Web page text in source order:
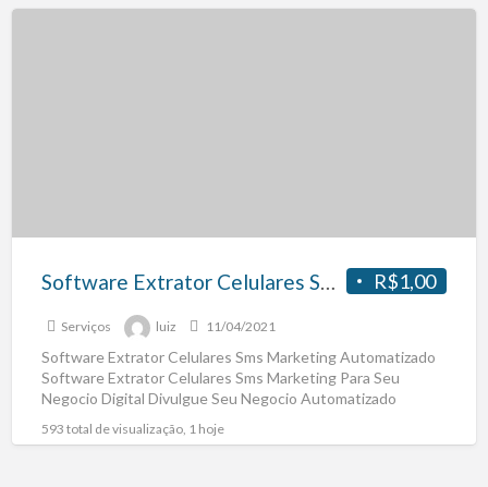
R$1,00
Serviços luiz 11/04/2021
Software Extrator Celulares Sms Marketing Automatizado
Software Extrator Celulares Sms Marketing Para Seu
Negocio Digital Divulgue Seu Negocio Automatizado
593 total de visualização, 1 hoje